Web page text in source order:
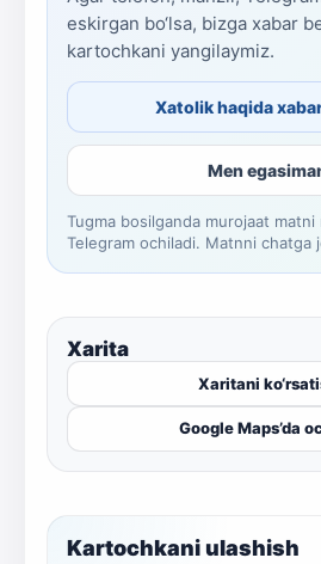
eskirgan bo‘lsa, bizga xabar
kartochkani yangilaymiz.
Xatolik haqida
Men
Tugma bosilganda murojaat matni
Telegram ochiladi. Matnni chatga
Xarita
Xaritani
Google Maps’da
Kartochkani ulashish